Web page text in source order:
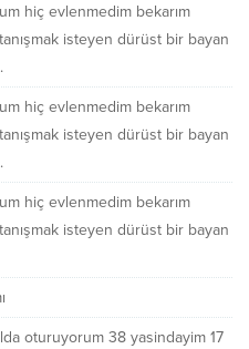
hiç evlenmedim bekarım
isteyen dürüst bir bayan
hiç evlenmedim bekarım
isteyen dürüst bir bayan
hiç evlenmedim bekarım
isteyen dürüst bir bayan
oturuyorum 38 yasindayim 17